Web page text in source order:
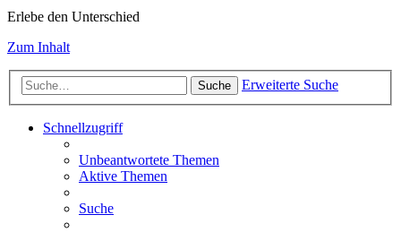
Erlebe den Unterschied
Zum Inhalt
Suche Erweiterte Suche
Schnellzugriff
Unbeantwortete Themen
Aktive Themen
Suche